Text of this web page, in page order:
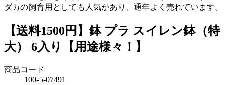
ダカの飼育用としても人気があり、通年よく売れています。
【送料1500円】鉢 プラ スイレン鉢（特
大） 6入り【用途様々！】
商品コード
100-5-07491